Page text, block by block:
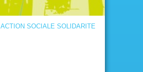
ACTION SOCIALE SOLIDARITE